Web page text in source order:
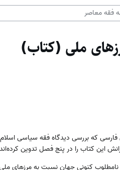
ملی (کتاب)
فارسی که بررسی دیدگاه فقه سیاسی
این کتاب را در پنج فصل تدوین
کنونی جهان نسبت به مرزهای ملی